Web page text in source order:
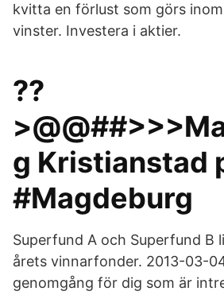
kvitta en förlust som görs
vinster. Investera i aktier.
??
g Kristianstad
#Magdeburg
Superfund A och Superfund B
årets vinnarfonder. 2013-03-
genomgång för dig som är